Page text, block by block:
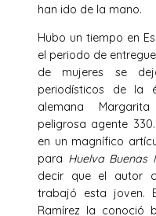
han ido de la mano.
Hubo un tiempo en
el periodo de
de mujeres se
periodísticos de la
alemana
peligrosa agente
en un magnífico
para Huelva Buenas
decir que el autor
trabajó esta joven.
Ramírez la conoció